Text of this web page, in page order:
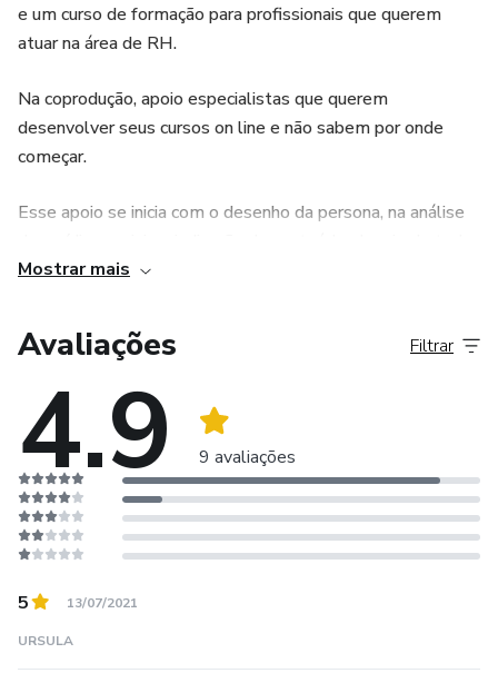
e um curso de formação para profissionais que querem
atuar na área de RH.
Na coprodução, apoio especialistas que querem
desenvolver seus cursos on line e não sabem por onde
começar.
Esse apoio se inicia com o desenho da persona, na análise
o curso, desde os módulos e aulas e definição de todos os
gerenciamento de todas as etapas do lançamento.
Mostrar mais
Avaliações
4.9 9 avaliações
Filtrar
5 13/07/2021
URSULA